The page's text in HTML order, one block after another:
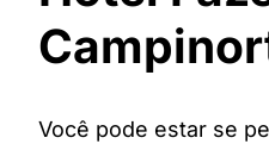
Você pode estar se